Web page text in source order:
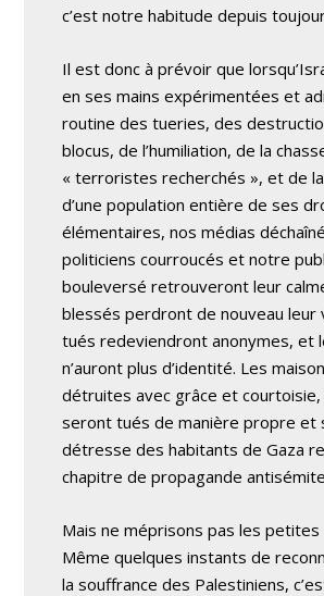
c’est notre habitude depuis
Il est donc à prévoir que
en ses mains expérimentées et
routine des tueries, des
blocus, de l’humiliation, de la
« terroristes recherchés », et de
d’une population entière de ses
élémentaires, nos médias
politiciens courroucés et notre
bouleversé retrouveront leur
blessés perdront de nouveau leur
tués redeviendront anonymes, et
n’auront plus d’identité. Les
détruites avec grâce et
seront tués de manière propre et
détresse des habitants de Gaza
chapitre de propagande
Mais ne méprisons pas les petites
Même quelques instants de
la souffrance des Palestiniens,